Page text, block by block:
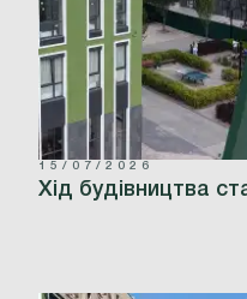
15/07/2026
Хід будівництва